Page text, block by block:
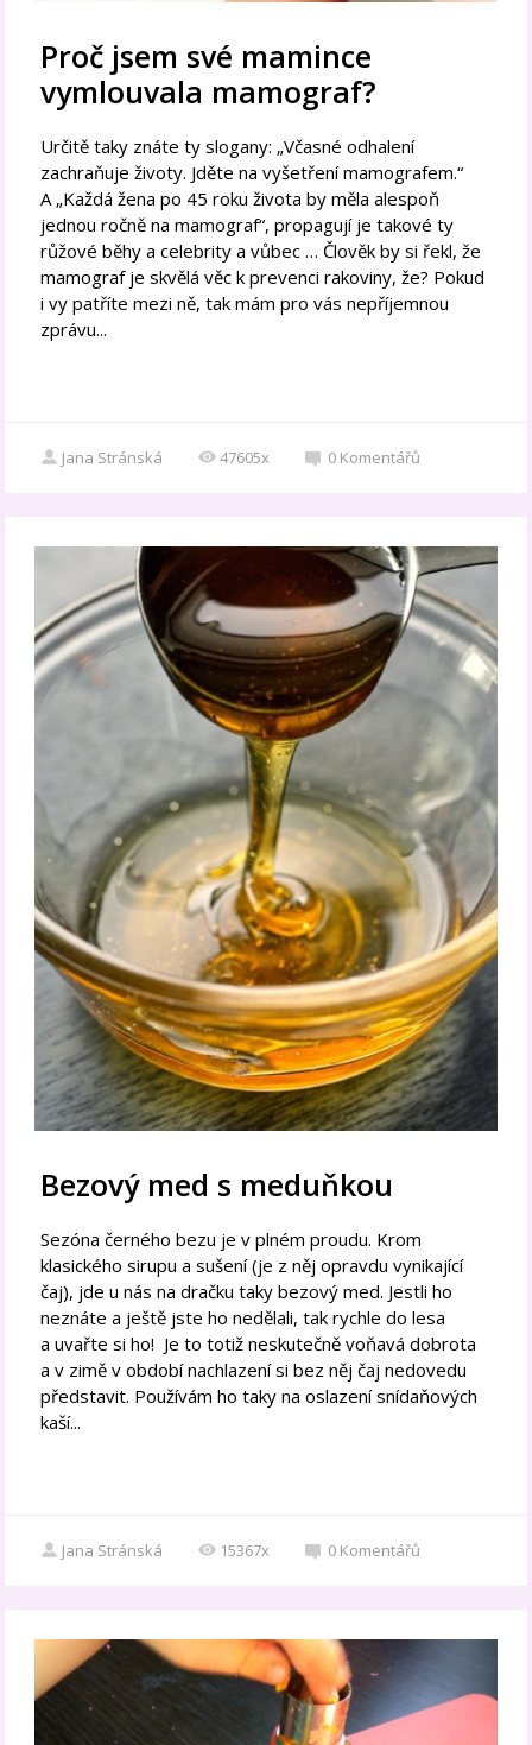
Proč jsem své mamince
vymlouvala mamograf?
Určitě taky znáte ty slogany: „Včasné odhalení
zachraňuje životy. Jděte na vyšetření mamografem.“
A „Každá žena po 45 roku života by měla alespoň
jednou ročně na mamograf“, propagují je takové ty
růžové běhy a celebrity a vůbec … Člověk by si řekl, že
mamograf je skvělá věc k prevenci rakoviny, že? Pokud
i vy patříte mezi ně, tak mám pro vás nepříjemnou
zprávu...
Jana Stránská 47605x 0 Komentářů
Bezový med s meduňkou
Sezóna černého bezu je v plném proudu. Krom
klasického sirupu a sušení (je z něj opravdu vynikající
čaj), jde u nás na dračku taky bezový med. Jestli ho
neznáte a ještě jste ho nedělali, tak rychle do lesa
a uvařte si ho! Je to totiž neskutečně voňavá dobrota
a v zimě v období nachlazení si bez něj čaj nedovedu
představit. Používám ho taky na oslazení snídaňových
kaší...
Jana Stránská 15367x 0 Komentářů